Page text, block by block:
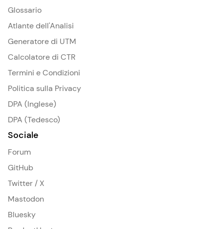
Glossario
Atlante dell'Analisi
Generatore di UTM
Calcolatore di CTR
Termini e Condizioni
Politica sulla Privacy
DPA (Inglese)
DPA (Tedesco)
Sociale
Forum
GitHub
Twitter / X
Mastodon
Bluesky